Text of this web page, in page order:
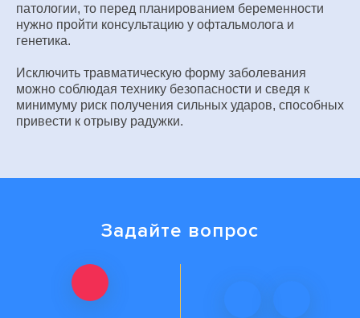
патологии, то перед планированием беременности
нужно пройти консультацию у офтальмолога и
генетика.
Исключить травматическую форму заболевания
можно соблюдая технику безопасности и сведя к
минимуму риск получения сильных ударов, способных
привести к отрыву радужки.
Задайте вопрос